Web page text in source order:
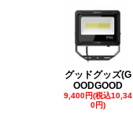
グッドグッズ(G
OODGOOD
9,400円(税込10,34
0円)